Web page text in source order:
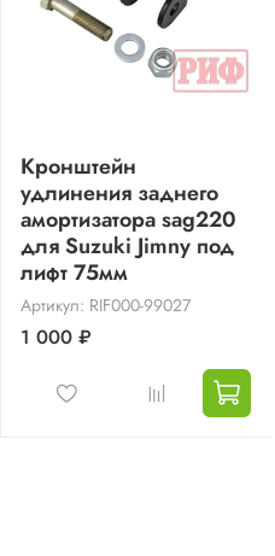
Кронштейн
удлинения заднего
амортизатора sag220
для Suzuki Jimny под
лифт 75мм
Артикул: RIF000-99027
1 000 ₽